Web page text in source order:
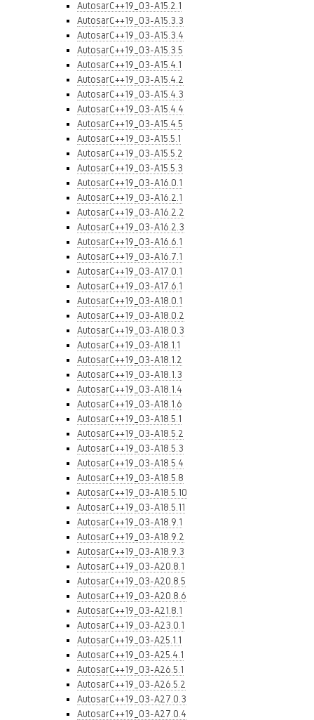
AutosarC++19_03-A15.2.1
AutosarC++19_03-A15.3.3
AutosarC++19_03-A15.3.4
AutosarC++19_03-A15.3.5
AutosarC++19_03-A15.4.1
AutosarC++19_03-A15.4.2
AutosarC++19_03-A15.4.3
AutosarC++19_03-A15.4.4
AutosarC++19_03-A15.4.5
AutosarC++19_03-A15.5.1
AutosarC++19_03-A15.5.2
AutosarC++19_03-A15.5.3
AutosarC++19_03-A16.0.1
AutosarC++19_03-A16.2.1
AutosarC++19_03-A16.2.2
AutosarC++19_03-A16.2.3
AutosarC++19_03-A16.6.1
AutosarC++19_03-A16.7.1
AutosarC++19_03-A17.0.1
AutosarC++19_03-A17.6.1
AutosarC++19_03-A18.0.1
AutosarC++19_03-A18.0.2
AutosarC++19_03-A18.0.3
AutosarC++19_03-A18.1.1
AutosarC++19_03-A18.1.2
AutosarC++19_03-A18.1.3
AutosarC++19_03-A18.1.4
AutosarC++19_03-A18.1.6
AutosarC++19_03-A18.5.1
AutosarC++19_03-A18.5.2
AutosarC++19_03-A18.5.3
AutosarC++19_03-A18.5.4
AutosarC++19_03-A18.5.8
AutosarC++19_03-A18.5.10
AutosarC++19_03-A18.5.11
AutosarC++19_03-A18.9.1
AutosarC++19_03-A18.9.2
AutosarC++19_03-A18.9.3
AutosarC++19_03-A20.8.1
AutosarC++19_03-A20.8.5
AutosarC++19_03-A20.8.6
AutosarC++19_03-A21.8.1
AutosarC++19_03-A23.0.1
AutosarC++19_03-A25.1.1
AutosarC++19_03-A25.4.1
AutosarC++19_03-A26.5.1
AutosarC++19_03-A26.5.2
AutosarC++19_03-A27.0.3
AutosarC++19_03-A27.0.4